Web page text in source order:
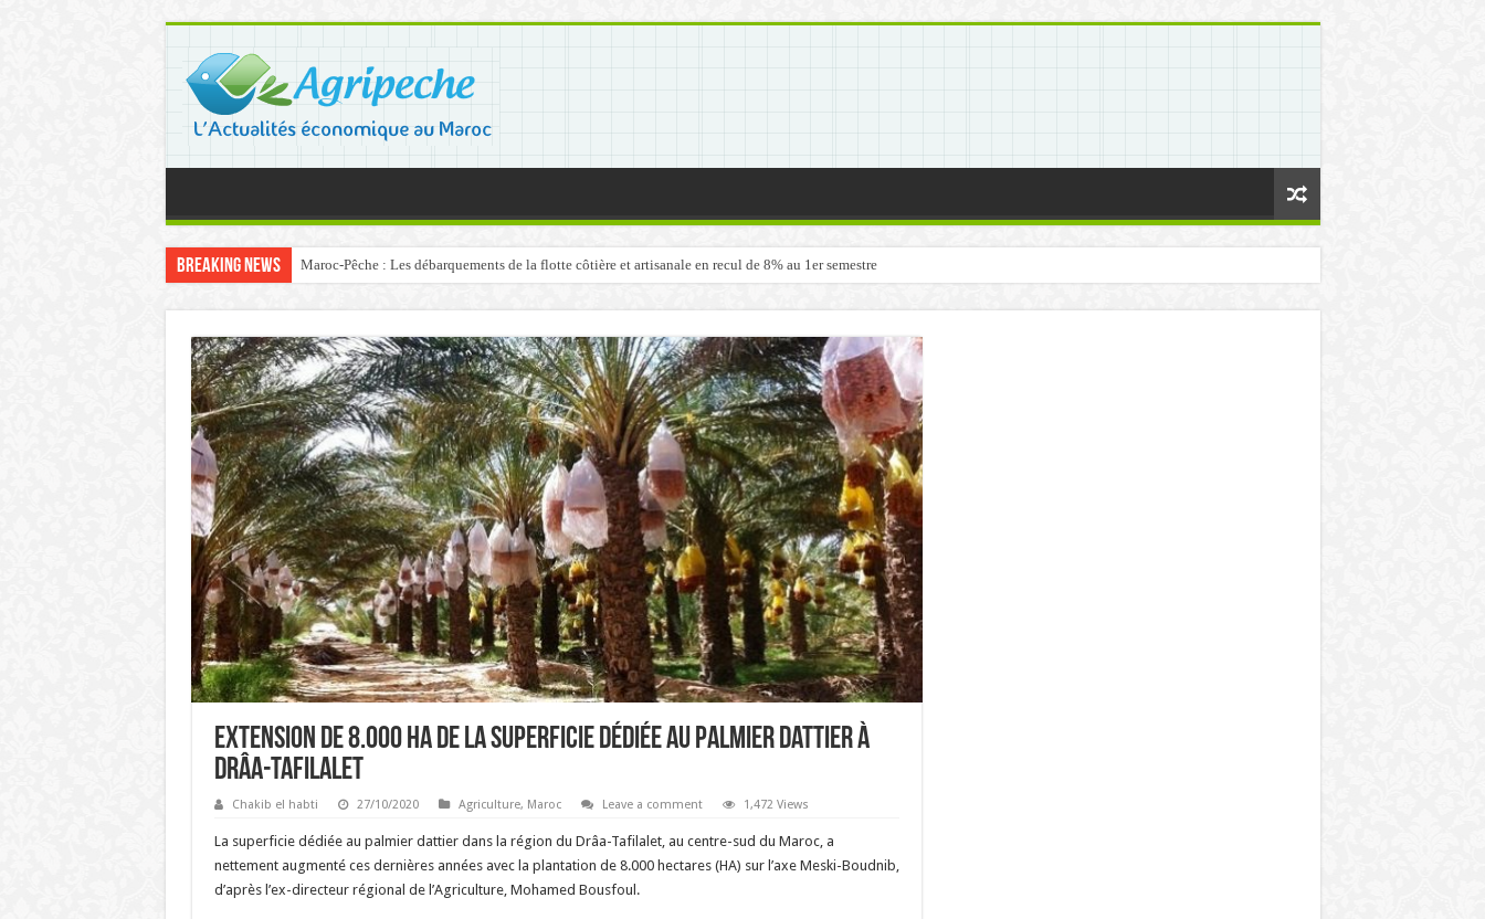
Breaking News Maroc-Pêche : Les débarquements de la flotte côtière et artisanale en recul de 8% au 1er semestre
Extension de 8.000 Ha de la superficie dédiée au palmier dattier à
Drâa-Tafilalet
Chakib el habti 27/10/2020 Agriculture, Maroc Leave a comment 1,472 Views
La superficie dédiée au palmier dattier dans la région du Drâa-Tafilalet, au centre-sud du Maroc, a
nettement augmenté ces dernières années avec la plantation de 8.000 hectares (HA) sur l’axe Meski-Boudnib,
d’après l’ex-directeur régional de l’Agriculture, Mohamed Bousfoul.